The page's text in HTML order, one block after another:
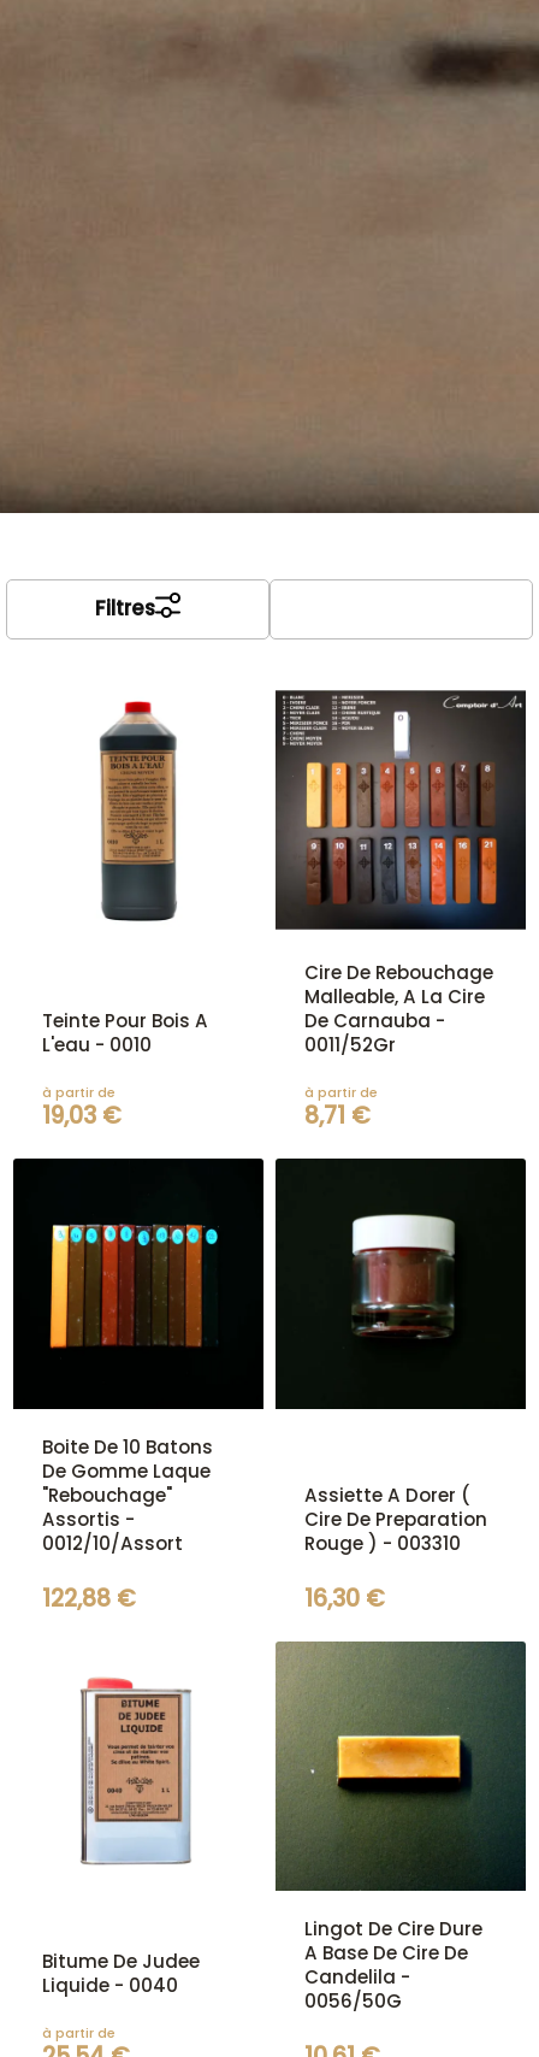
Filtres
Teinte Pour Bois A
L'eau - 0010
à partir de
19,03 €
Cire De Rebouchage
Malleable, A La Cire
De Carnauba -
0011/52Gr
à partir de
8,71 €
Boite De 10 Batons
De Gomme Laque
"Rebouchage"
Assortis -
0012/10/Assort
122,88 €
Assiette A Dorer (
Cire De Preparation
Rouge ) - 003310
16,30 €
Bitume De Judee
Liquide - 0040
à partir de
Lingot De Cire Dure
A Base De Cire De
Candelila -
0056/50G